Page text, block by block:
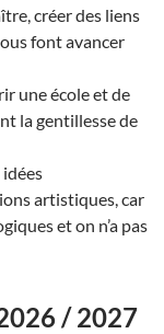
créer des liens
font avancer
une école et de
la gentillesse de
artistiques, car
et on n’a pas
/ 2027